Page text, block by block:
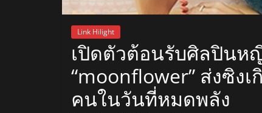
สถานี
วิทยุ
ลพบุรี
วิทยุ
ลพบุรี
Link Hilight
เปิดตัวต้อนรับศิลปินห
“moonflower” ส่งซิงเ
คนในวันที่หมดพลัง